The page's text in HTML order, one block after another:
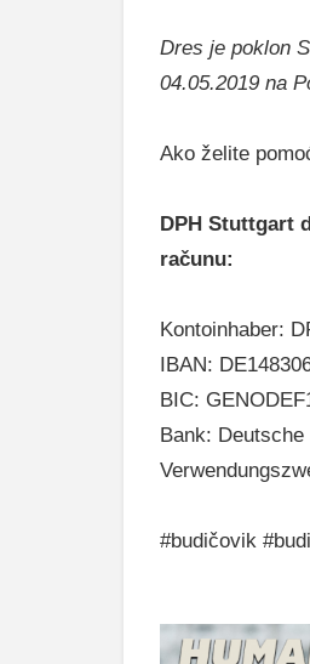
Dres je poklon
04.05.2019 na
Ako želite
DPH Stuttgart
računu:
Kontoinhaber:
IBAN:
BIC:
Bank:
#budičovik